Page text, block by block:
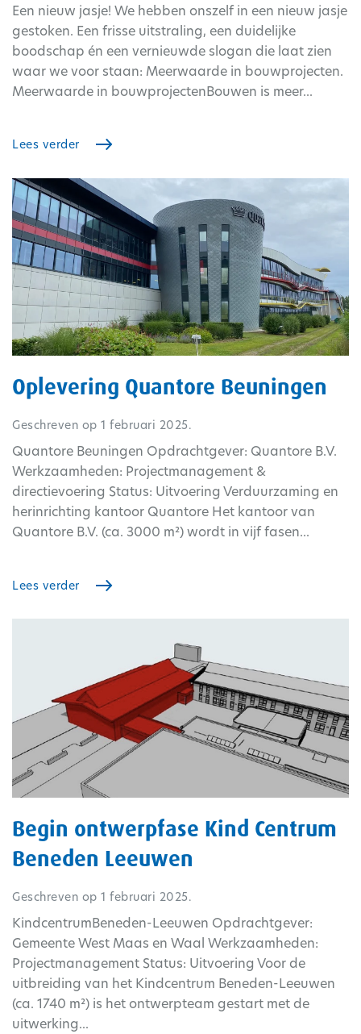
Een nieuw jasje! We hebben onszelf in een nieuw jasje
gestoken. Een frisse uitstraling, een duidelijke
boodschap én een vernieuwde slogan die laat zien
waar we voor staan: Meerwaarde in bouwprojecten.
Meerwaarde in bouwprojectenBouwen is meer...
Lees verder
Oplevering Quantore Beuningen
Geschreven op 1 februari 2025.
Quantore Beuningen Opdrachtgever: Quantore B.V.
Werkzaamheden: Projectmanagement &
directievoering Status: Uitvoering Verduurzaming en
herinrichting kantoor Quantore Het kantoor van
Quantore B.V. (ca. 3000 m²) wordt in vijf fasen...
Lees verder
Begin ontwerpfase Kind Centrum
Beneden Leeuwen
Geschreven op 1 februari 2025.
KindcentrumBeneden-Leeuwen Opdrachtgever:
Gemeente West Maas en Waal Werkzaamheden:
Projectmanagement Status: Uitvoering Voor de
uitbreiding van het Kindcentrum Beneden-Leeuwen
(ca. 1740 m²) is het ontwerpteam gestart met de
uitwerking...